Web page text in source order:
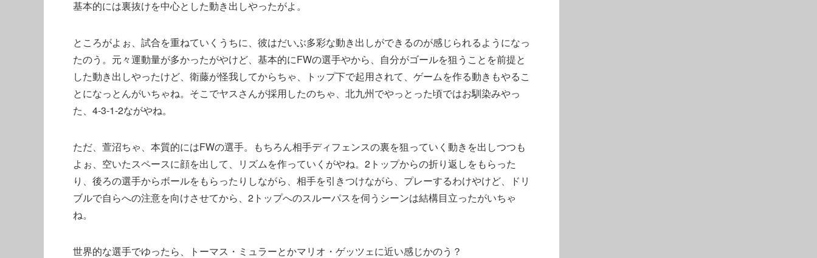
基本的には裏抜けを中心とした動き出しやったがよ。
ところがよぉ、試合を重ねていくうちに、彼はだいぶ多彩な動き出しができるのが感じられるようになっ
たのう。元々運動量が多かったがやけど、基本的にFWの選手やから、自分がゴールを狙うことを前提と
した動き出しやったけど、衛藤が怪我してからちゃ、トップ下で起用されて、ゲームを作る動きもやるこ
とになっとんがいちゃね。そこでヤスさんが採用したのちゃ、北九州でやっとった頃ではお馴染みやっ
た、4-3-1-2ながやね。
ただ、萱沼ちゃ、本質的にはFWの選手。もちろん相手ディフェンスの裏を狙っていく動きを出しつつも
よぉ、空いたスペースに顔を出して、リズムを作っていくがやね。2トップからの折り返しをもらった
り、後ろの選手からボールをもらったりしながら、相手を引きつけながら、プレーするわけやけど、ドリ
ブルで自らへの注意を向けさせてから、2トップへのスルーパスを伺うシーンは結構目立ったがいちゃ
ね。
世界的な選手でゆったら、トーマス・ミュラーとかマリオ・ゲッツェに近い感じかのう？